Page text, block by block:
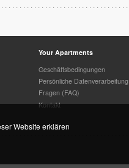
Website erklären
Your Apartments
Geschäftsbedingungen
Persönliche Datenverarbeitung
Fragen (FAQ)
Kontakt